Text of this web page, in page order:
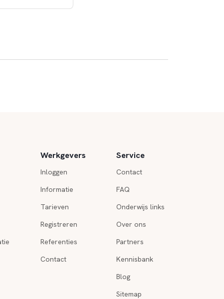
Werkgevers
Inloggen
Informatie
Tarieven
Registreren
Referenties
Contact
Service
Contact
FAQ
Onderwijs links
Over ons
Partners
Kennisbank
Blog
Sitemap